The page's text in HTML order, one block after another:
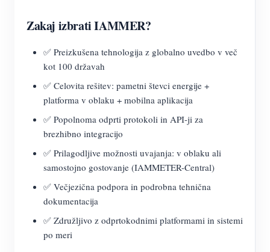
Zakaj izbrati IAMMER?
✅ Preizkušena tehnologija z globalno uvedbo v več
kot 100 državah
✅ Celovita rešitev: pametni števci energije +
platforma v oblaku + mobilna aplikacija
✅ Popolnoma odprti protokoli in API-ji za
brezhibno integracijo
✅ Prilagodljive možnosti uvajanja: v oblaku ali
samostojno gostovanje (IAMMETER-Central)
✅ Večjezična podpora in podrobna tehnična
dokumentacija
✅ Združljivo z odprtokodnimi platformami in sistemi
po meri